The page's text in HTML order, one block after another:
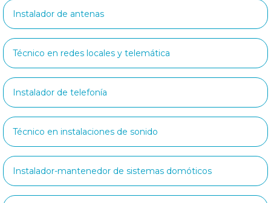
Instalador de antenas
Técnico en redes locales y telemática
Instalador de telefonía
Técnico en instalaciones de sonido
Instalador-mantenedor de sistemas domóticos